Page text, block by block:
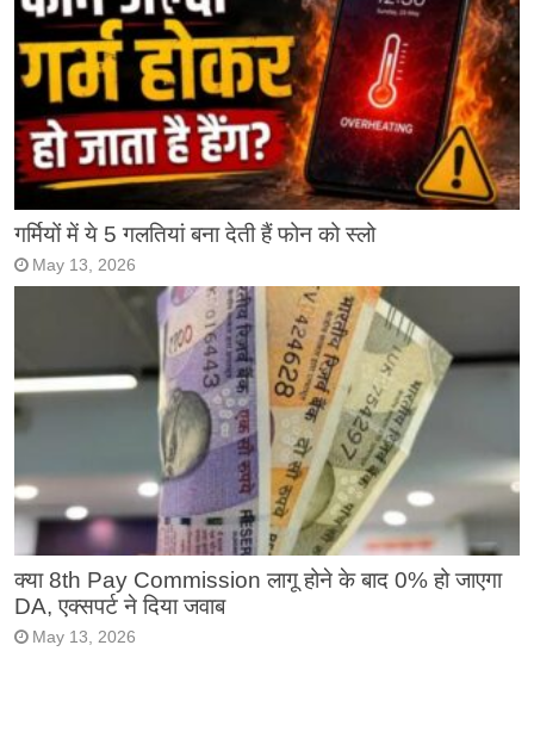
गर्मियों में ये 5 गलतियां बना देती हैं फोन को स्लो
May 13, 2026
क्या 8th Pay Commission लागू होने के बाद 0% हो जाएगा
DA, एक्सपर्ट ने दिया जवाब
May 13, 2026